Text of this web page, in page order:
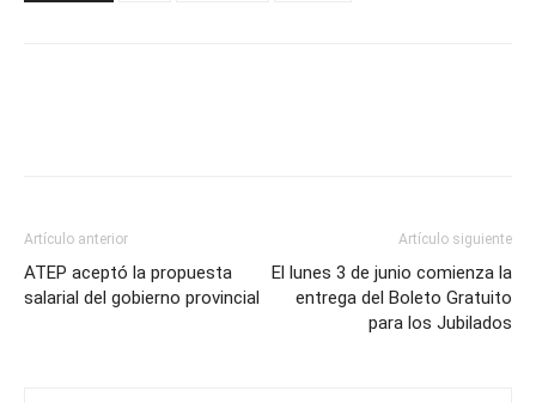
Artículo anterior
ATEP aceptó la propuesta
salarial del gobierno provincial
Artículo siguiente
El lunes 3 de junio comienza la
entrega del Boleto Gratuito
para los Jubilados